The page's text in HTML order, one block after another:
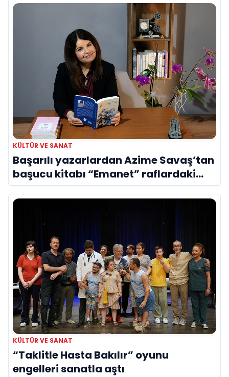
KÜLTÜR VE SANAT
Başarılı yazarlardan Azime Savaş’tan
başucu kitabı “Emanet” raflardaki
yerini aldı
KÜLTÜR VE SANAT
“Taklitle Hasta Bakılır” oyunu
engelleri sanatla aştı